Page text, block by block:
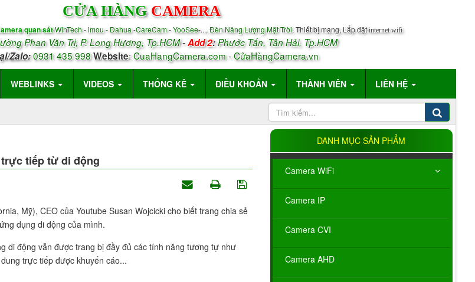
CỬA HÀNG CAMERA
quan sátWinTech-imou - Dahua-CareCam-YooSee-..., Đèn Năng Lượng Mặt Trời, Thiết bị mạng, Lắp đặtinternet wifi
Phan Văn Trị, P.Long Hương, Tp.HCM-Add 2:Phước Tấn, Tân Hải, Tp.HCM
Zalo:0931 435 998Website:CuaHangCamera.com-CửaHàngCamera.vn
WEBLINKS VIDEOS THỐNG KÊ ĐIỀU KHOẢN THÀNH VIÊN LIÊN HỆ
tiếp từ di động
Mỹ), CEO của Youtube Susan Wojcicki cho biết trang chia sẻ
dụng di động của mình.
di động vẫn được trang bị đầy đủ các tính năng tương tự như
trực tiếp được khuyến cáo...
DANH MỤC SẢN PHẨM
Camera WiFi
Camera IP
Camera CVI
Camera AHD